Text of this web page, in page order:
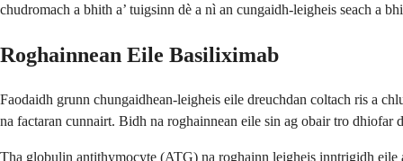
chudromach a bhith a’ tuigsinn dè a nì an cungaidh-leigheis seach a
Roghainnean Eile Basiliximab
Faodaidh grunn chungaidhean-leigheis eile dreuchdan coltach ris a
na factaran cunnairt. Bidh na roghainnean eile sin ag obair tro dhiofar
Tha globulin antithymocyte (ATG) na roghainn leigheis inntrigidh eile